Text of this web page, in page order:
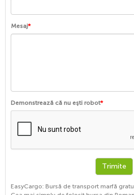
Mesaj*
Demonstrează că nu ești robot*
EasyCargo: Bursă de transport marfă